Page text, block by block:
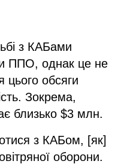
з КАБами
ППО, однак це не
цього обсяги
Зокрема,
близько $3 млн.
з КАБом, [як]
оборони.